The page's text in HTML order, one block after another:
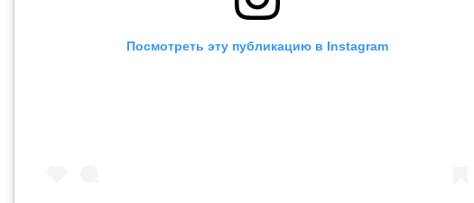
Посмотреть эту публикацию в Instagram